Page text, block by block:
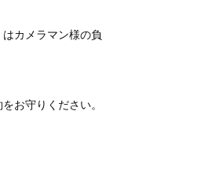
カメラマン様の負
お守りください。